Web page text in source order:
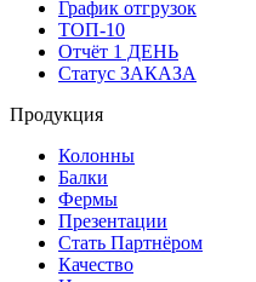
График отгрузок
ТОП-10
Отчёт 1 ДЕНЬ
Статус ЗАКАЗА
Продукция
Колонны
Балки
Фермы
Презентации
Стать Партнёром
Качество